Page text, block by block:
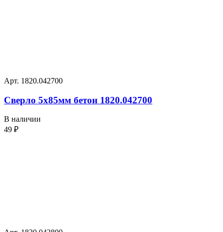
Арт. 1820.042700
Сверло 5х85мм бетон 1820.042700
В наличии
49 ₽